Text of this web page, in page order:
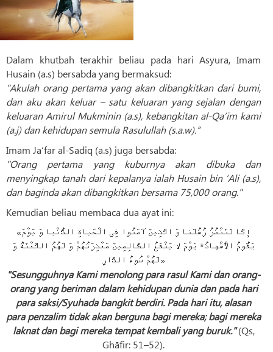
Dalam khutbah terakhir beliau pada hari Asyura, Imam
Husain (a.s) bersabda yang bermaksud:
"Akulah orang pertama yang akan dibangkitkan dari bumi,
dan aku akan keluar – satu keluaran yang sejalan dengan
keluaran Amirul Mukminin (a.s), kebangkitan al-Qa’im kami
(a.j) dan kehidupan semula Rasulullah (s.a.w).”
Imam Ja‘far al-Sadiq (a.s) juga bersabda:
"Orang pertama yang kuburnya akan dibuka dan
menyingkap tanah dari kepalanya ialah Husain bin ‘Ali (a.s),
dan baginda akan dibangkitkan bersama 75,000 orang."
Kemudian beliau membaca dua ayat ini:
«إِنَّا لَنَنْصُرُ رُسُلَنا وَ الَّذِینَ آمَنُوا فِی الْحَیاةِ الدُّنْیا وَ یَوْمَ
یَقُومُ الْأَشْهادُ* یَوْمَ لا یَنْفَعُ الظَّالِمِینَ مَعْذِرَتُهُمْ وَ لَهُمُ اللَّعْنَةُ وَ
لَهُمْ سُوءُ الدَّارِ»
"Sesungguhnya Kami menolong para rasul Kami dan orang-
orang yang beriman dalam kehidupan dunia dan pada hari
para saksi/Syuhada bangkit berdiri. Pada hari itu, alasan
para penzalim tidak akan berguna bagi mereka; bagi mereka
laknat dan bagi mereka tempat kembali yang buruk."(Qs,
Ghāfir: 51–52).